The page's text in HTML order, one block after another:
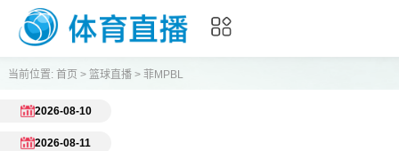
当前位置: 首页 > 篮球直播> 菲MPBL
2026-08-10
2026-08-11